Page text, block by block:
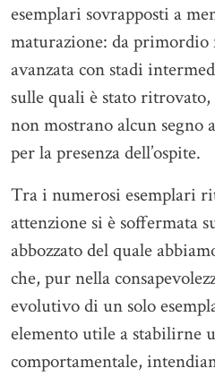
esemplari sovrapposti a
maturazione: da primordio
avanzata con stadi
sulle quali è stato
non mostrano alcun segno
per la presenza dell’ospite.
Tra i numerosi esemplari
attenzione si è soffermata
abbozzato del quale
che, pur nella
evolutivo di un solo
elemento utile a stabilirne
comportamentale,